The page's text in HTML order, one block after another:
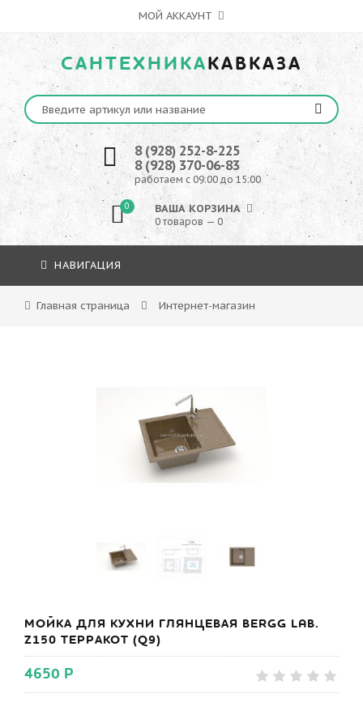
МОЙ АККАУНТ
САНТЕХНИКАКАВКАЗА
8 (928) 252-8-225
8 (928) 370-06-83
работаем с 09:00 до 15:00
0 ВАША КОРЗИНА
0 товаров — 0
НАВИГАЦИЯ
Главная страница Интернет-магазин
МОЙКА ДЛЯ КУХНИ ГЛЯНЦЕВАЯ BERGG LAB.
Z150 ТЕРРАКОТ (Q9)
4650 Р